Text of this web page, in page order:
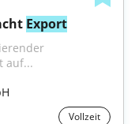
Export
auf...
Vollzeit